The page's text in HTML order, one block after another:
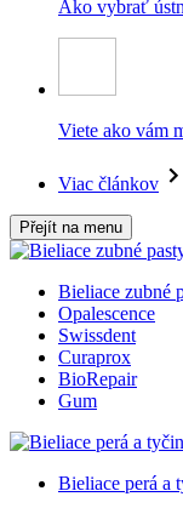
Ako vybrať
Viete ako vám
Viac článkov
Přejít na menu
Bieliace zubné
Opalescence
Swissdent
Curaprox
BioRepair
Gum
Bieliace perá a